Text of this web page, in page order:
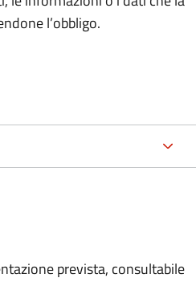
l’obbligo.
prevista, consultabile